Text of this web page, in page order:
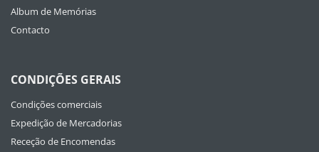
Album de Memórias
Contacto
CONDIÇÕES GERAIS
Condições comerciais
Expedição de Mercadorias
Receção de Encomendas